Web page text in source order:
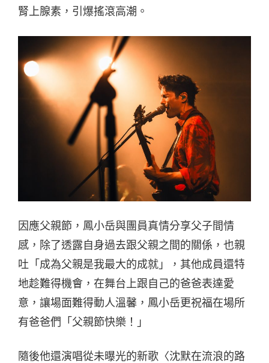
腎上腺素，引爆搖滾高潮。
因應父親節，鳳小岳與團員真情分享父子間情
感，除了透露自身過去跟父親之間的關係，也親
吐「成為父親是我最大的成就」，其他成員還特
地趁難得機會，在舞台上跟自己的爸爸表達愛
意，讓場面難得動人溫馨，鳳小岳更祝福在場所
有爸爸們「父親節快樂！」
隨後他還演唱從未曝光的新歌〈沈默在流浪的路